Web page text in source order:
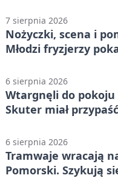
7 sierpnia 2026
Nożyczki, scena i
Młodzi fryzjerzy
6 sierpnia 2026
Wtargnęli do pokoju
Skuter miał
6 sierpnia 2026
Tramwaje wracają
Pomorski. Szykują